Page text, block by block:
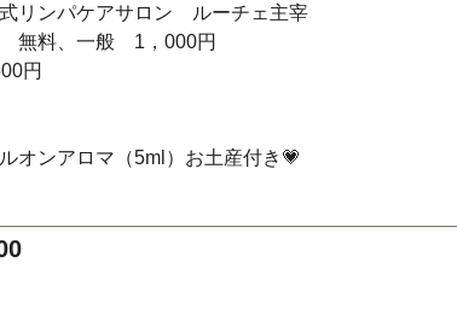
ケアサロン ルーチェ主宰
無料、一般 1，000円
円
オンアロマ（5ml）お土産付き💗